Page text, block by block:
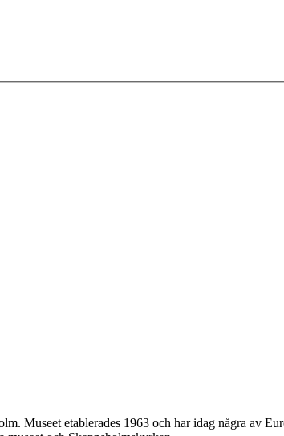
Museet etablerades 1963 och har idag några av